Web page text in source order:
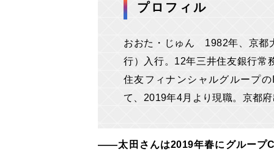
プロフィル
おおた・じゅん 1982年、京都
行）入行。12年三井住友銀行常
住友フィナンシャルグループ
て、2019年4月より現職。京都府
――太田さんは2019年春にグループ